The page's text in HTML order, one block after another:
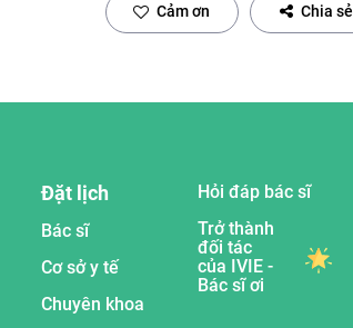
Cảm ơn Chia sẻ
Đặt lịch
Bác sĩ
Cơ sở y tế
Chuyên khoa
Hỏi đáp bác sĩ
Trở thành
đối tác
của IVIE -
Bác sĩ ơi